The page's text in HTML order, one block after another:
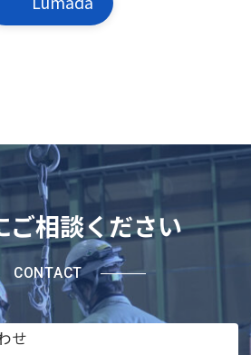
ご相談ください
CONTACT
せ